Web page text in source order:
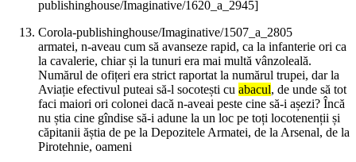
publishinghouse/Imaginative/1620_a_2945]
Corola-publishinghouse/Imaginative/1507_a_2805
armatei, n-aveau cum să avanseze rapid, ca la infanterie ori ca
la cavalerie, chiar și la tunuri era mai multă vânzoleală.
Numărul de ofițeri era strict raportat la numărul trupei, dar la
Aviație efectivul puteai să-l socotești cu abacul, de unde să tot
faci maiori ori colonei dacă n-aveai peste cine să-i așezi? Încă
nu știa cine gîndise să-i adune la un loc pe toți locotenenții și
căpitanii ăștia de pe la Depozitele Armatei, de la Arsenal, de la
Pirotehnie, oameni